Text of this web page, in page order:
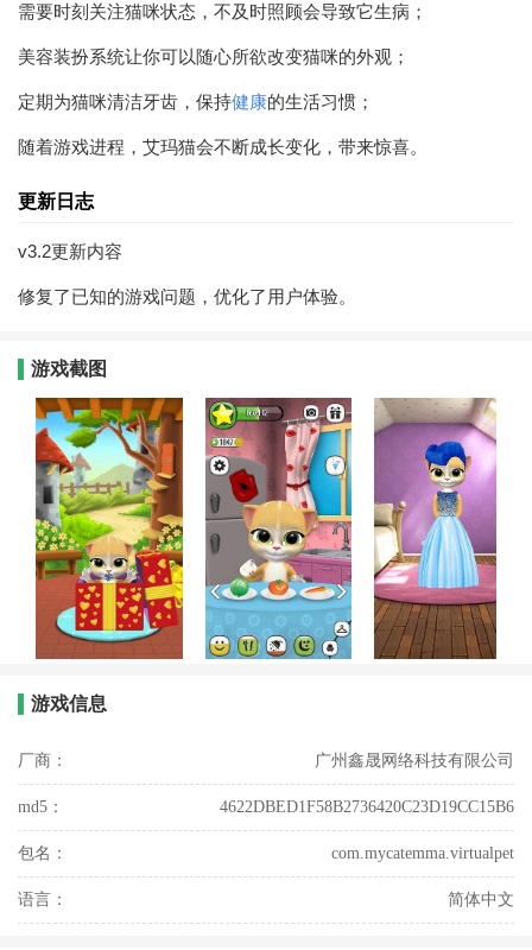
需要时刻关注猫咪状态，不及时照顾会导致它生病；
美容装扮系统让你可以随心所欲改变猫咪的外观；
定期为猫咪清洁牙齿，保持健康的生活习惯；
随着游戏进程，艾玛猫会不断成长变化，带来惊喜。
更新日志
v3.2更新内容
修复了已知的游戏问题，优化了用户体验。
游戏截图
游戏信息
厂商： 广州鑫晟网络科技有限公司
md5： 4622DBED1F58B2736420C23D19CC15B6
包名： com.mycatemma.virtualpet
语言： 简体中文